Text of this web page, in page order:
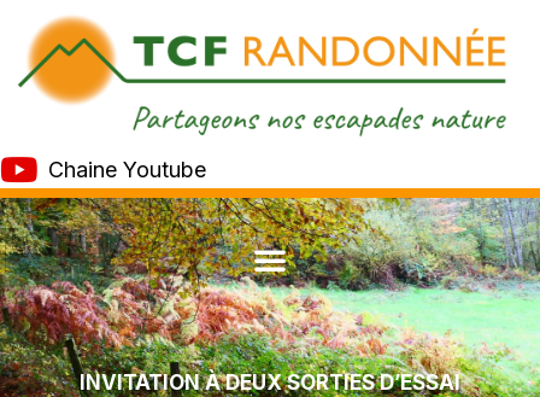
Chaine Youtube
INVITATION À DEUX SORTIES D’ESSAI